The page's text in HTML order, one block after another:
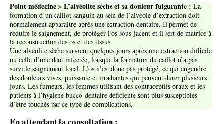
Point médecine > L’alvéolite sèche et sa douleur fulgurante : La
formation d’un caillot sanguin au sein de l’alvéole d’extraction doit
normalement apparaitre après une extraction dentaire. Il permet de
réduire le saignement, de protéger l’os sous-jacent et il sert de matrice à
la reconstruction des os et des tissus.
Une alvéolite sèche survient quelques jours après une extraction difficile
ou celle d’une dent infectée, lorsque la formation du caillot n’a pas
suivi le saignement local. L’os n’est donc pas protégé, ce qui engendre
des douleurs vives, puissante et irradiantes qui peuvent durer plusieurs
jours. Les fumeurs, les femmes utilisant des contraceptifs oraux et les
patients à l’hygiène bucco-dentaire déficiente sont plus susceptibles
d’être touchés par ce type de complications.
En attendant la consultation :